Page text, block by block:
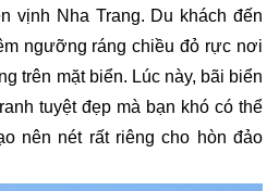
vịnh Nha Trang. Du khách đến
ngưỡng ráng chiều đỏ rực nơi
trên mặt biển. Lúc này, bãi biển
tuyệt đẹp mà bạn khó có thể
nên nét rất riêng cho hòn đảo